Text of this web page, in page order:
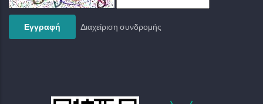
Διαχείριση συνδρομής